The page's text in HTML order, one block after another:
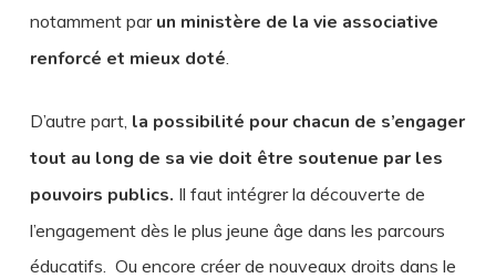
notamment par un ministère de la vie associative
renforcé et mieux doté.
D’autre part, la possibilité pour chacun de s’engager
tout au long de sa vie doit être soutenue par les
pouvoirs publics. Il faut intégrer la découverte de
l’engagement dès le plus jeune âge dans les parcours
éducatifs. Ou encore créer de nouveaux droits dans le